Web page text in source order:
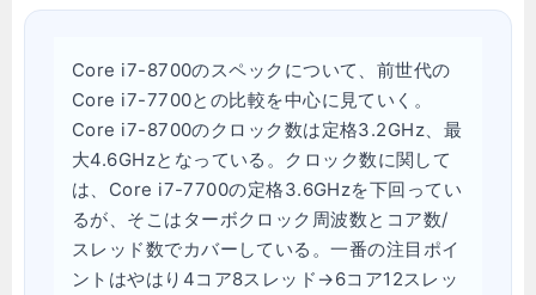
Core i7-8700のスペックについて、前世代の
Core i7-7700との比較を中心に見ていく。
Core i7-8700のクロック数は定格3.2GHz、最
大4.6GHzとなっている。クロック数に関して
は、Core i7-7700の定格3.6GHzを下回ってい
るが、そこはターボクロック周波数とコア数/
スレッド数でカバーしている。一番の注目ポイ
ントはやはり4コア8スレッド→6コア12スレッ